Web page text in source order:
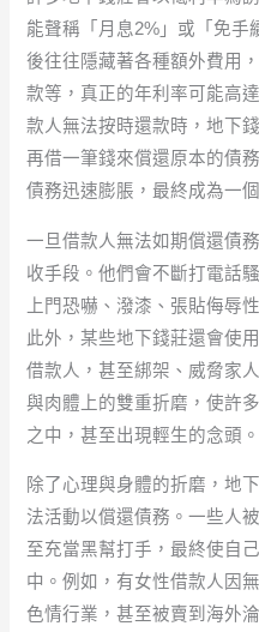
能聲稱「月息2%」或「免手
後往往隱藏著各種額外費用
款等，真正的年利率可能高
款人無法按時還款時，地下
再借一筆錢來償還原本的債
債務迅速膨脹，最終成為一
一旦借款人無法如期償還債
收手段。他們會不斷打電話
上門恐嚇、潑漆、張貼侮辱
此外，某些地下錢莊還會使
借款人，甚至綁架、威脅家
與肉體上的雙重折磨，使許
之中，甚至出現輕生的念頭。
除了心理與身體的折磨，地
法活動以償還債務。一些人
至充當黑幫打手，最終使自
中。例如，有女性借款人因
色情行業，甚至被賣到海外